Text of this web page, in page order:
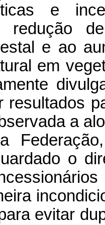
e
redução
e ao
em
resultados
a
o
evitar